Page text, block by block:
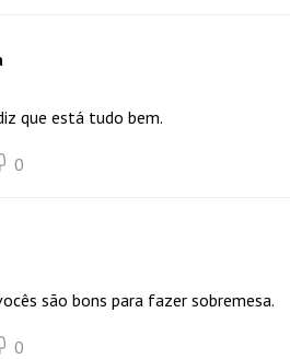
que está tudo bem.
0
são bons para fazer sobremesa.
0